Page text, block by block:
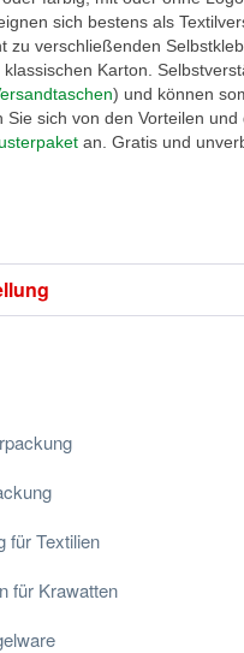
sich bestens als
zu verschließenden
Karton.
) und können
Sie sich von den Vorteilen
an. Gratis und
für Textilien
für Krawatten